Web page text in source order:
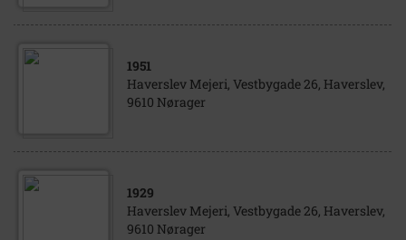
1951
Haverslev Mejeri, Vestbygade 26, Haverslev,
9610 Nørager
1929
Haverslev Mejeri, Vestbygade 26, Haverslev,
9610 Nørager